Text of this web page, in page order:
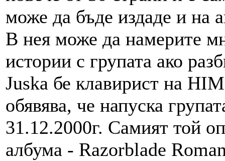
може да бъде издаде и на
В нея може да намерите
истории с групата ако
Juska бе клавирист на
обявява, че напуска
31.12.2000г. Самият той
албума - Razorblade